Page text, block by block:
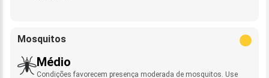
Mosquitos
Médio
Condições favorecem presença moderada de mosquitos. Use